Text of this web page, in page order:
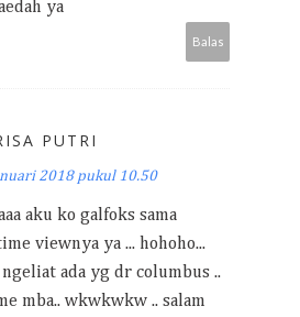
ya
Balas
PUTRI
2018 pukul 10.50
aku ko galfoks sama
viewnya ya ... hohoho...
ada yg dr columbus ..
mba.. wkwkwkw .. salam